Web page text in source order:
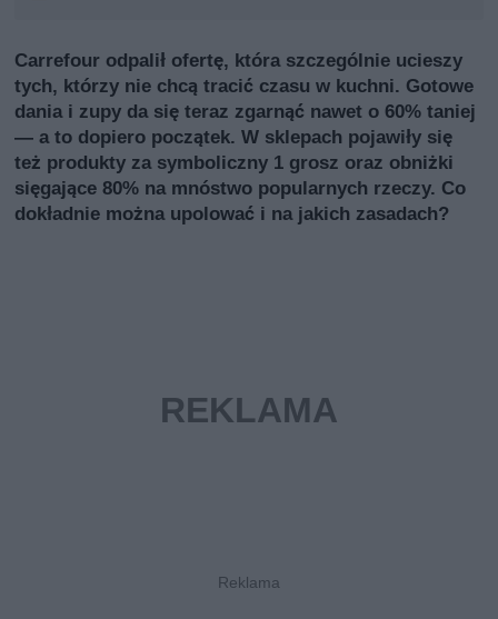
Carrefour odpalił ofertę, która szczególnie ucieszy
tych, którzy nie chcą tracić czasu w kuchni. Gotowe
dania i zupy da się teraz zgarnąć nawet o 60% taniej
— a to dopiero początek. W sklepach pojawiły się
też produkty za symboliczny 1 grosz oraz obniżki
sięgające 80% na mnóstwo popularnych rzeczy. Co
dokładnie można upolować i na jakich zasadach?